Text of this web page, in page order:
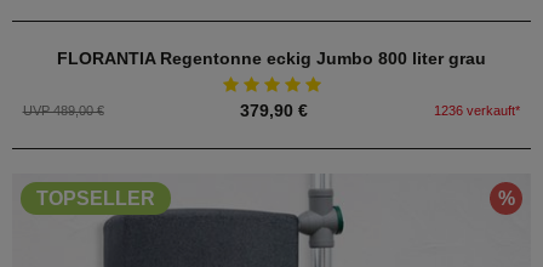
FLORANTIA Regentonne eckig Jumbo 800 liter grau
UVP 489,00 € 379,90 € 1236 verkauft*
TOPSELLER %